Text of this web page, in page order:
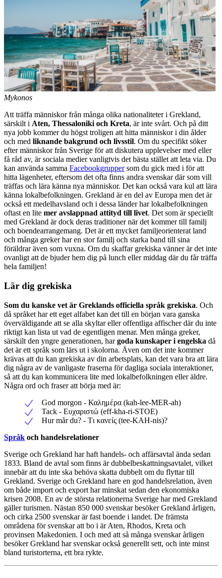
Mykonos
Att träffa människor från många olika nationaliteter i Grekland,
särskilt i Aten, Thessaloniki och Kreta, är inte svårt. Och på ditt
nya jobb kommer du högst troligen att hitta människor i din ålder
och med liknande bakgrund och livsstil. Om du specifikt söker
efter människor från Sverige för att diskutera upplevelser med eller
få råd av, är sociala medier vanligtvis det bästa stället att leta via. Du
kan använda samma Facebookgruppersom du gick med i för att
hitta lägenheter, eftersom det ofta finns andra svenskar där som vill
träffas och lära känna nya människor. Det kan också vara kul att lära
känna lokalbefolkningen. Grekland är en del av Europa men det är
också ett medelhavsland och i dessa länder har lokalbefolkningen
oftast en lite mer avslappnad attityd till livet. Det som är speciellt
med Grekland är dock deras traditioner när det kommer till familj
och boendearrangemang. Det är ett mycket familjeorienterat land
och många greker har en stor familj och starka band till sina
föräldrar även som vuxna. Om du skaffar grekiska vänner är det inte
ovanligt att de bjuder hem dig på lunch eller middag där du får träffa
hela familjen!
Lär dig grekiska
Som du kanske vet är Greklands officiella språk grekiska. Och
då språket har ett eget alfabet kan det till en början vara ganska
överväldigande att se alla skyltar eller offentliga affischer där du inte
riktigt kan lista ut vad de egentligen menar. Men många greker,
särskilt den yngre generationen, hargoda kunskaper i engelska då
det är ett språk som lärs ut i skolorna. Även om det inte kommer
krävas att du kan grekiska av din arbetsplats, kan det vara bra att lära
dig några av de vanligaste fraserna för dagliga sociala interaktioner,
så att du kan kommunicera lite med lokalbefolkningen eller äldre.
Några ord och fraser att börja med är:
God morgon - Καλημέρα (kah-lee-MER-ah)
Tack - Ευχαριστώ (eff-kha-ri-STOE)
Hur mår du? - Tι κανείς (tee-KAH-nis)?
Språk och handelsrelationer
Sverige och Grekland har haft handels- och affärsavtal ända sedan
1833. Bland de avtal som finns är dubbelbeskattningsavtalet, vilket
innebär att du inte ska behöva skatta dubbelt om du flyttar till
Grekland. Sverige och Grekland hare en god handelsrelation, även
om både import och export har minskat sedan den ekonomiska
krisen 2008. En av de största relationerna Sverige har med Grekland
gäller turismen. Nästan 850 000 svenskar besöker Grekland årligen,
och cirka 2500 svenskar är fast boende i landet. De främsta
områdena för svenskar att bo i är Aten, Rhodos, Kreta och
provinsen Makedonien. I och med att så många svenskar årligen
besöker Grekland har svenskar också generellt sett, och inte minst
bland turistorterna, ett bra rykte.